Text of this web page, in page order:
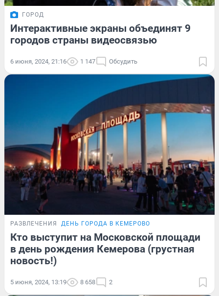
ГОРОД
Интерактивные экраны объединят 9
городов страны видеосвязью
6 июня, 2024, 21:16 1 147 Обсудить
РАЗВЛЕЧЕНИЯ ДЕНЬ ГОРОДА В КЕМЕРОВО
Кто выступит на Московской площади
в день рождения Кемерова (грустная
новость!)
5 июня, 2024, 13:19 8 658 2